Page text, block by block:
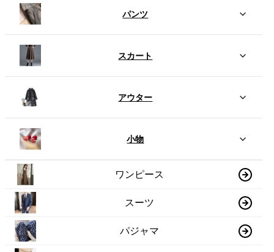
パンツ
スカート
アウター
小物
ワンピース
スーツ
パジャマ